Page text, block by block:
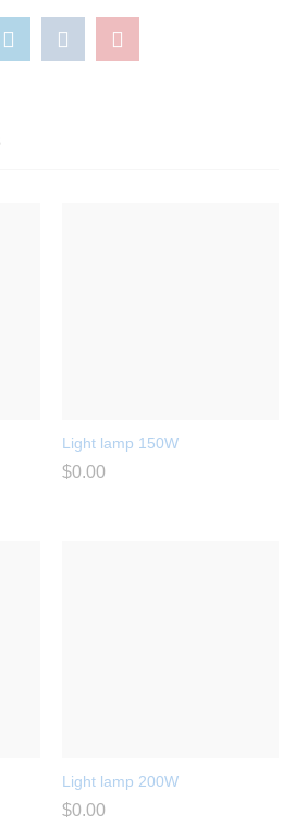
Light lamp 150W
$0.00
Light lamp 200W
$0.00